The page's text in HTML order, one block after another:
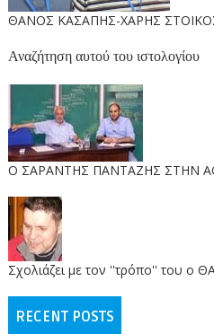
ΘΑΝΟΣ ΚΑΣΑΠΗΣ-ΧΑΡΗΣ
Αναζήτηση αυτού του ιστολογίου
O ΣΑΡΑΝΤΗΣ ΠΑΝΤΑΖΗΣ ΣΤΗΝ
Σχολιάζει με τον ''τρόπο'' του ο
RECENT POSTS